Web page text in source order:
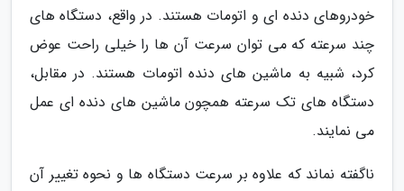
خودروهای دنده ای و اتومات هستند. در واقع، دستگاه های
چند سرعته که می توان سرعت آن ها را خیلی راحت عوض
کرد، شبیه به ماشین های دنده اتومات هستند. در مقابل،
دستگاه های تک سرعته همچون ماشین های دنده ای عمل
می نمایند.
ناگفته نماند که علاوه بر سرعت دستگاه ها و نحوه تغییر آن